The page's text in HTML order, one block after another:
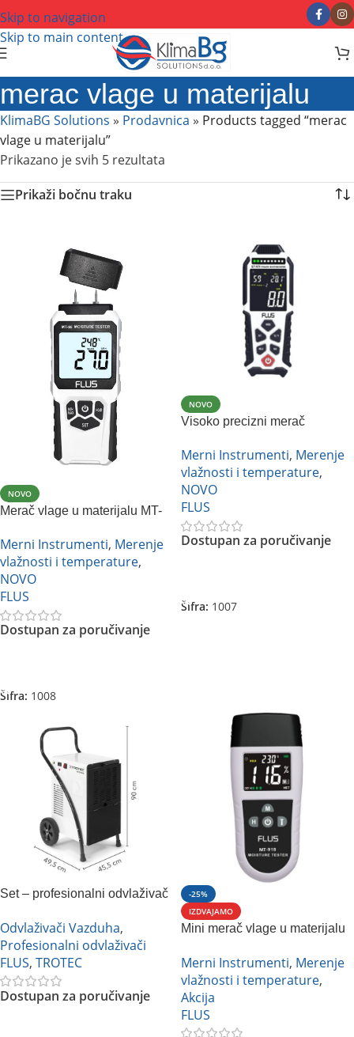
Skip to navigation
Skip to main content
merac vlage u materijalu
KlimaBG Solutions » Prodavnica » Products tagged “merac
vlage u materijalu”
Prikazano je svih 5 rezultata
Prikaži bočnu traku
NOVO
Merač vlage u materijalu MT-
Merni Instrumenti, Merenje
vlažnosti i temperature,
NOVO
FLUS
Dostupan za poručivanje
Šifra: 1008
NOVO
Visoko precizni merač
zvučnim i LED svetlosnim
alarmom Flus ET-971
Merni Instrumenti, Merenje
vlažnosti i temperature,
NOVO
FLUS
Dostupan za poručivanje
Šifra: 1007
Set – profesionalni odvlaživač
+ mini merač vlage u
materijalu Flus MT-918
Odvlaživači Vazduha,
Profesionalni odvlaživači
FLUS, TROTEC
Dostupan za poručivanje
-25%
IZDVAJAMO
Mini merač vlage u materijalu
Merni Instrumenti, Merenje
vlažnosti i temperature,
Akcija
FLUS